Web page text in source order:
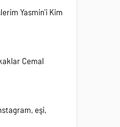
Yasmin'i Kim
Cemal
eşi,